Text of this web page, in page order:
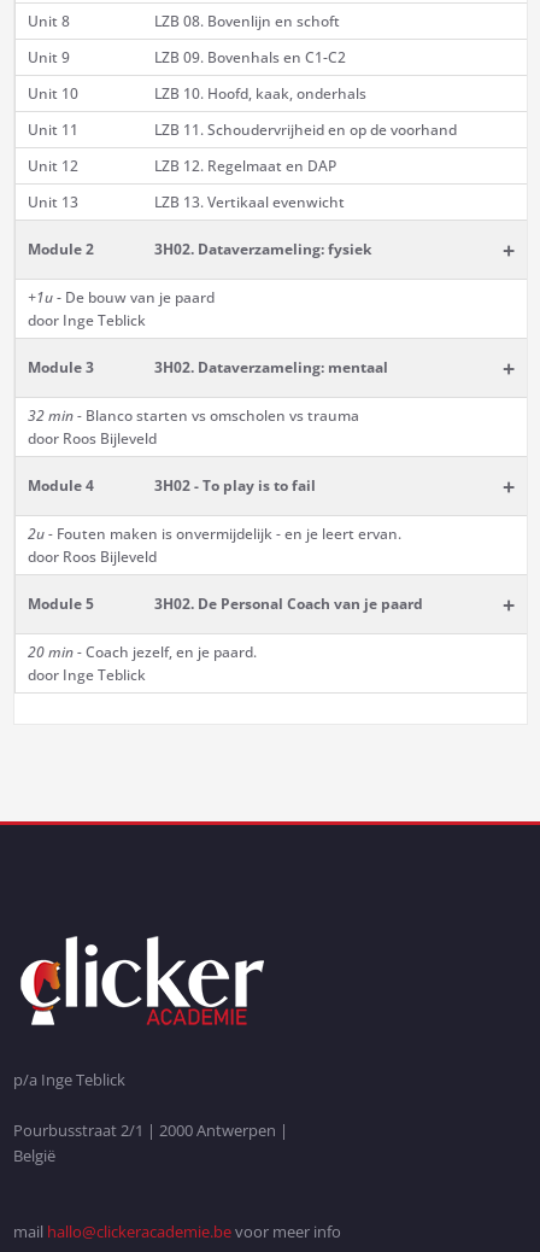
Unit 8
LZB 08. Bovenlijn en schoft
Unit 9
LZB 09. Bovenhals en C1-C2
Unit 10
LZB 10. Hoofd, kaak, onderhals
Unit 11
LZB 11. Schoudervrijheid en op de voorhand
Unit 12
LZB 12. Regelmaat en DAP
Unit 13
LZB 13. Vertikaal evenwicht
Module 2 3H02. Dataverzameling: fysiek +
+1u- De bouw van je paard
door Inge Teblick
Module 3 3H02. Dataverzameling: mentaal +
32 min -Blanco starten vs omscholen vs trauma
door Roos Bijleveld
Module 4 3H02 - To play is to fail +
2u -Fouten maken is onvermijdelijk - en je leert ervan.
door Roos Bijleveld
Module 5 3H02. De Personal Coach van je paard +
20 min -Coach jezelf, en je paard.
door Inge Teblick
p/a Inge Teblick
Pourbusstraat 2/1 | 2000 Antwerpen |
België
mail hallo@clickeracademie.bevoor meer info